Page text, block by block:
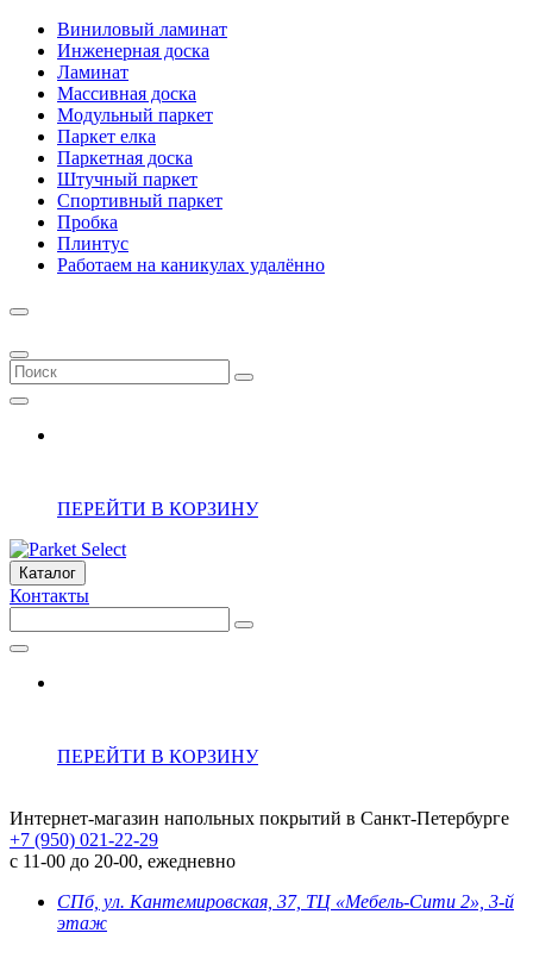
Виниловый ламинат
Инженерная доска
Ламинат
Массивная доска
Модульный паркет
Паркет елка
Паркетная доска
Штучный паркет
Спортивный паркет
Пробка
Плинтус
Работаем на каникулах удалённо
ПЕРЕЙТИ В КОРЗИНУ
Каталог
Контакты
ПЕРЕЙТИ В КОРЗИНУ
Интернет-магазин напольных покрытий в Санкт-Петербурге
+7 (950) 021-22-29
с 11-00 до 20-00, ежедневно
СПб, ул. Кантемировская, 37, ТЦ «Мебель-Сити 2», 3-й
этаж